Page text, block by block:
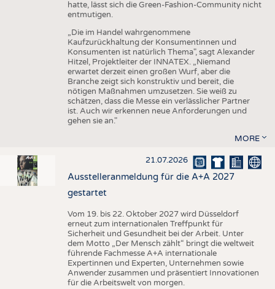
hatte, lässt sich die Green-Fashion-Community nicht
entmutigen.
„Die im Handel wahrgenommene
Kaufzurückhaltung der Konsumentinnen und
Konsumenten ist natürlich Thema", sagt Alexander
Hitzel, Projektleiter der INNATEX. „Niemand
erwartet derzeit einen großen Wurf, aber die
Branche zeigt sich konstruktiv und bereit, die
nötigen Maßnahmen umzusetzen. Sie weiß zu
schätzen, dass die Messe ein verlässlicher Partner
ist. Auch wir erkennen neue Anforderungen und
gehen sie an."
MORE
21.07.2026
Ausstelleranmeldung für die A+A 2027
gestartet
Vom 19. bis 22. Oktober 2027 wird Düsseldorf
erneut zum internationalen Treffpunkt für
Sicherheit und Gesundheit bei der Arbeit. Unter
dem Motto „Der Mensch zählt“ bringt die weltweit
führende Fachmesse A+A internationale
Expertinnen und Experten, Unternehmen sowie
Anwender zusammen und präsentiert Innovationen
für die Arbeitswelt von morgen.